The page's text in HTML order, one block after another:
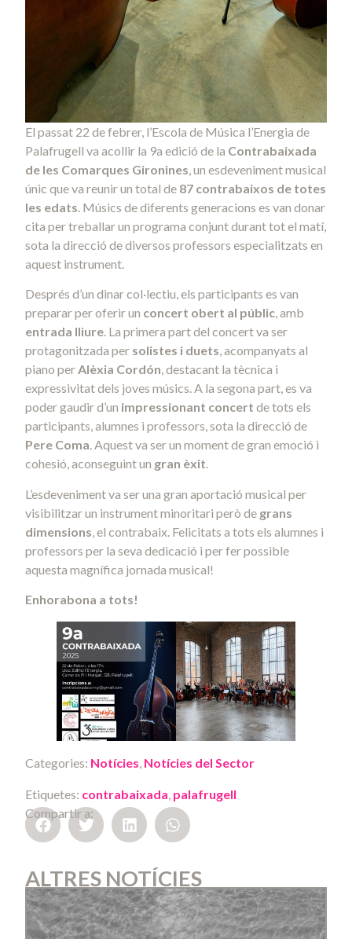
El passat 22 de febrer, l’Escola de Música l’Energia de
Palafrugell va acollir la 9a edició de la Contrabaixada
de les Comarques Gironines, un esdeveniment musical
únic que va reunir un total de 87 contrabaixos de totes
les edats. Músics de diferents generacions es van donar
cita per treballar un programa conjunt durant tot el matí,
sota la direcció de diversos professors especialitzats en
aquest instrument.
Després d’un dinar col·lectiu, els participants es van
preparar per oferir un concert obert al públic, amb
entrada lliure. La primera part del concert va ser
protagonitzada per solistes i duets, acompanyats al
piano perAlèxia Cordón, destacant la tècnica i
expressivitat dels joves músics. A la segona part, es va
poder gaudir d’un impressionant concert de tots els
participants, alumnes i professors, sota la direcció de
Pere Coma. Aquest va ser un moment de gran emoció i
cohesió, aconseguint un gran èxit.
L’esdeveniment va ser una gran aportació musical per
visibilitzar un instrument minoritari però de grans
dimensions , el contrabaix. Felicitats a tots els alumnes i
professors per la seva dedicació i per fer possible
aquesta magnífica jornada musical!
Enhorabona a tots!
Categories: Notícies, Notícies del Sector
Etiquetes: contrabaixada, palafrugell
Compartir a:
ALTRES NOTÍCIES